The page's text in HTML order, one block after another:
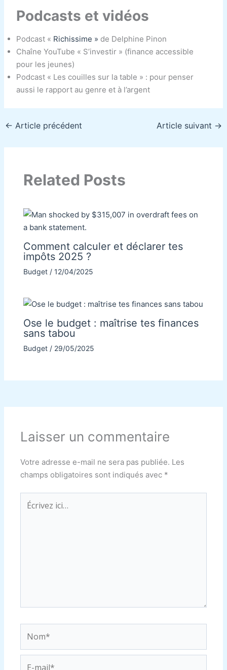
Podcasts et vidéos
Podcast « Richissime » de Delphine Pinon
Chaîne YouTube « S’investir » (finance accessible
pour les jeunes)
Podcast « Les couilles sur la table » : pour penser
aussi le rapport au genre et à l’argent
← Article précédent Article suivant →
Related Posts
Comment calculer et déclarer tes
impôts 2025 ?
Budget/ 12/04/2025
Ose le budget : maîtrise tes finances
sans tabou
Budget/ 29/05/2025
Laisser un commentaire
Votre adresse e-mail ne sera pas publiée. Les
champs obligatoires sont indiqués avec *
Écrivez
ici…